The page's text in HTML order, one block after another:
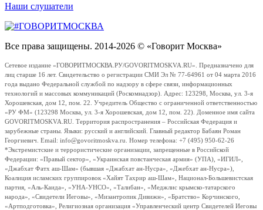
Наши слушатели
Все права защищены. 2014-2026 © «Говорит Москва»
Сетевое издание «ГОВОРИТМОСКВА.РУ/GOVORITMOSKVA.RU». Предназначено для
лиц старше 16 лет. Свидетельство о регистрации СМИ Эл № 77-64961 от 04 марта 2016
года выдано Федеральной службой по надзору в сфере связи, информационных
технологий и массовых коммуникаций (Роскомнадзор). Адрес: 123298, Москва, ул. 3-я
Хорошевская, дом 12, пом. 22. Учредитель Общество с ограниченной ответственностью
«РУ ФМ» (123298 Москва, ул. 3-я Хорошевская, дом 12, пом. 22). Доменное имя сайта
GOVORITMOSKVA.RU. Территория распространения – Российская Федерация и
зарубежные страны. Языки: русский и английский. Главный редактор Бабаян Роман
Георгиевич. Email: info@govoritmoskva.ru. Номер телефона: +7 (495) 950-62-26
*Экстремистские и террористические организации, запрещенные в Российской
Федерации: «Правый сектор», «Украинская повстанческая армия» (УПА), «ИГИЛ»,
«Джабхат Фатх аш-Шам» (бывшая «Джабхат ан-Нусра», «Джебхат ан-Нусра»),
Коалиция исламских группировок «Хайят Тахрир аш-Шам», Национал-Большевистская
партия, «Аль-Каида», «УНА-УНСО», «Талибан», «Меджлис крымско-татарского
народа», «Свидетели Иеговы», «Мизантропик Дивижн», «Братство» Корчинского,
«Артподготовка», Религиозная организация «Управленческий центр Свидетелей Иеговы